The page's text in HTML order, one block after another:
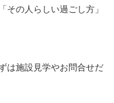
その人らしい過ごし方」
は施設見学やお問合せだ